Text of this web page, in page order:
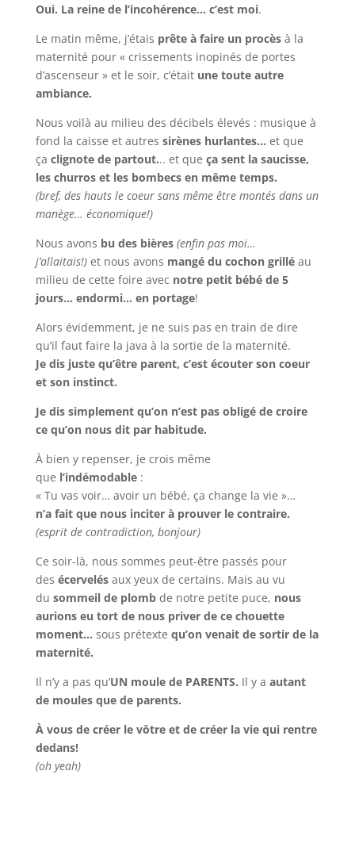
Oui. La reine de l’incohérence… c’est moi.
Le matin même, j’étais prête à faire un procèsà la
maternité pour « crissements inopinés de portes
d’ascenseur » et le soir, c’était une toute autre
ambiance.
Nous voilà au milieu des décibels élevés : musique à
fond la caisse et autres sirènes hurlantes… et que
ça clignote de partout... et que ça sent la saucisse,
les churros et les bombecs en même temps.
(bref, des hauts le coeur sans même être montés dans un
manège… économique!)
Nous avons bu des bières(enfin pas moi…
j’allaitais!)et nous avons mangé du cochon grilléau
milieu de cette foire avec notre petit bébé de 5
jours… endormi… en portage!
Alors évidemment, je ne suis pas en train de dire
qu’il faut faire la java à la sortie de la maternité.
Je dis juste qu’être parent, c’est écouter son coeur
et son instinct.
Je dis simplement qu’on n’est pas obligé de croire
ce qu’on nous dit par habitude.
À bien y repenser, je crois même
que l’indémodable:
« Tu vas voir… avoir un bébé, ça change la vie »…
n’a fait que nous inciter à prouver le contraire.
(esprit de contradiction, bonjour)
Ce soir-là, nous sommes peut-être passés pour
des écervelésaux yeux de certains. Mais au vu
du sommeil de plombde notre petite puce, nous
aurions eu tort de nous priver de ce chouette
moment… sous prétexte qu’on venait de sortir de la
maternité.
Il n’y a pas qu’UN moule de PARENTS. Il y a autant
de moules que de parents.
À vous de créer le vôtre et de créer la vie qui rentre
dedans!
(oh yeah)